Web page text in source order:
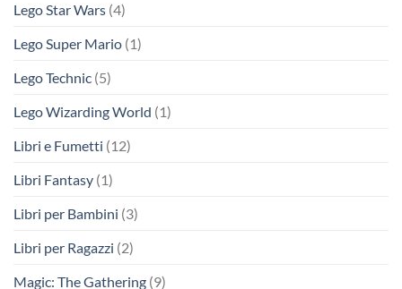
Lego Star Wars (4)
Lego Super Mario (1)
Lego Technic (5)
Lego Wizarding World (1)
Libri e Fumetti (12)
Libri Fantasy (1)
Libri per Bambini (3)
Libri per Ragazzi (2)
Magic: The Gathering (9)